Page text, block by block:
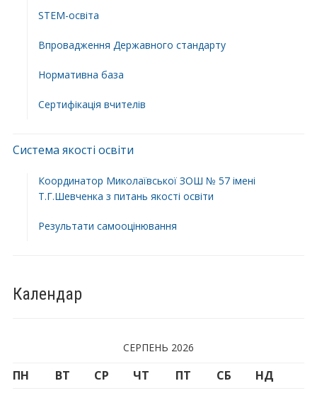
STEM-освіта
Впровадження Державного стандарту
Нормативна база
Сертифікація вчителів
Система якості освіти
Координатор Миколаївської ЗОШ № 57 імені
Т.Г.Шевченка з питань якості освіти
Результати самооцінювання
Календар
СЕРПЕНЬ 2026
ПН ВТ СР ЧТ ПТ СБ
НД